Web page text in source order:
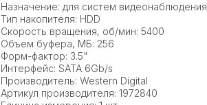
Назначение: для систем видеонаблюдения
Тип накопителя: HDD
Скорость вращения, об/мин: 5400
Объем буфера, МБ: 256
Форм-фактор: 3.5"
Интерфейс: SATA 6Gb/s
Производитель: Western Digital
Артикул производителя: 1972840